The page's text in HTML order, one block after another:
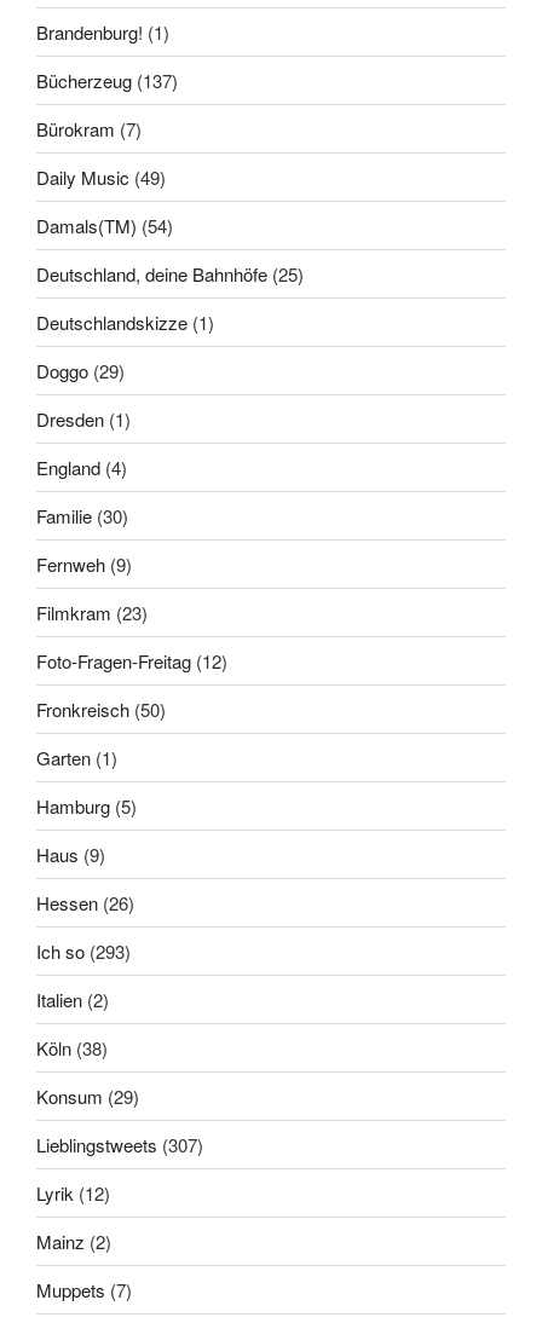
Brandenburg! (1)
Bücherzeug (137)
Bürokram (7)
Daily Music (49)
Damals(TM) (54)
Deutschland, deine Bahnhöfe (25)
Deutschlandskizze (1)
Doggo (29)
Dresden (1)
England (4)
Familie (30)
Fernweh (9)
Filmkram (23)
Foto-Fragen-Freitag (12)
Fronkreisch (50)
Garten (1)
Hamburg (5)
Haus (9)
Hessen (26)
Ich so (293)
Italien (2)
Köln (38)
Konsum (29)
Lieblingstweets (307)
Lyrik (12)
Mainz (2)
Muppets (7)